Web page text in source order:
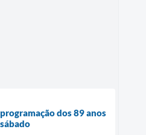
dos 89 anos